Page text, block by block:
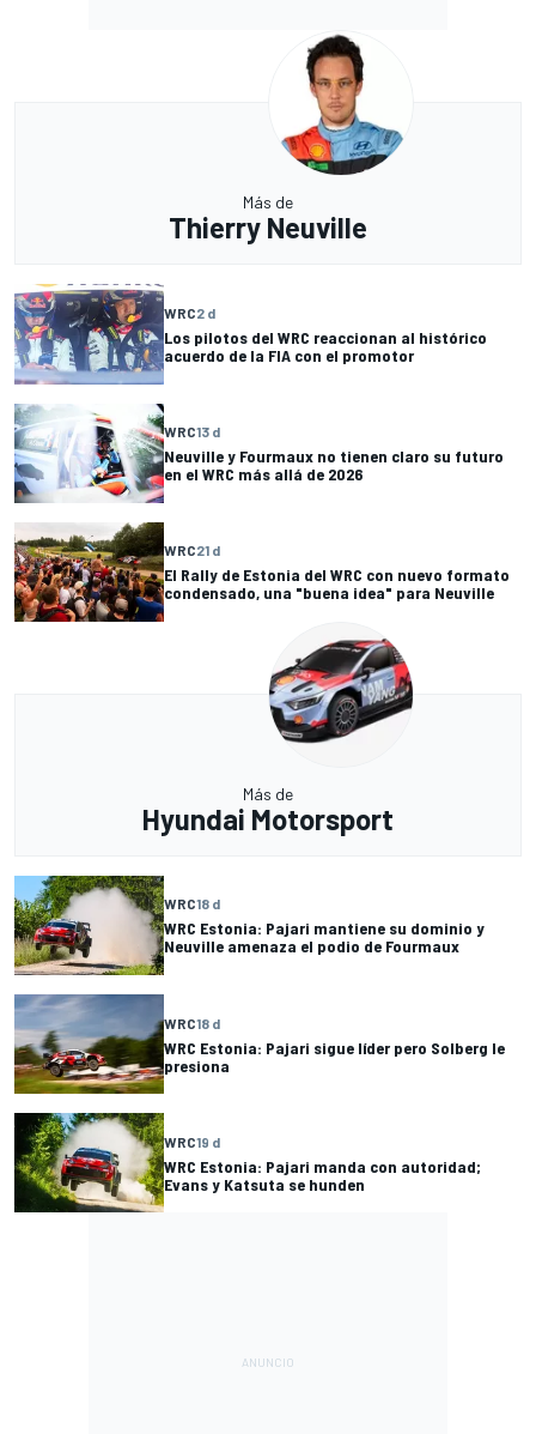
Más de
Thierry Neuville
WRC2 d
Los pilotos del WRC reaccionan al histórico
acuerdo de la FIA con el promotor
WRC13 d
Neuville y Fourmaux no tienen claro su futuro
en el WRC más allá de 2026
WRC21 d
El Rally de Estonia del WRC con nuevo formato
condensado, una "buena idea" para Neuville
Más de
Hyundai Motorsport
WRC18 d
WRC Estonia: Pajari mantiene su dominio y
Neuville amenaza el podio de Fourmaux
WRC18 d
WRC Estonia: Pajari sigue líder pero Solberg le
presiona
WRC19 d
WRC Estonia: Pajari manda con autoridad;
Evans y Katsuta se hunden